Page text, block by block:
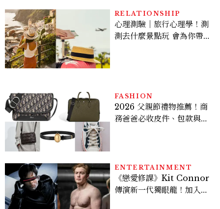
RELATIONSHIP
心理測驗｜旅行心理學！測
測去什麼景點玩 會為你帶來
FASHION
2026 父親節禮物推薦！商
務爸爸必收皮件、包款與鞋
ENTERTAINMENT
《戀愛修課》Kit Connor
傳演新一代獨眼龍！加入新